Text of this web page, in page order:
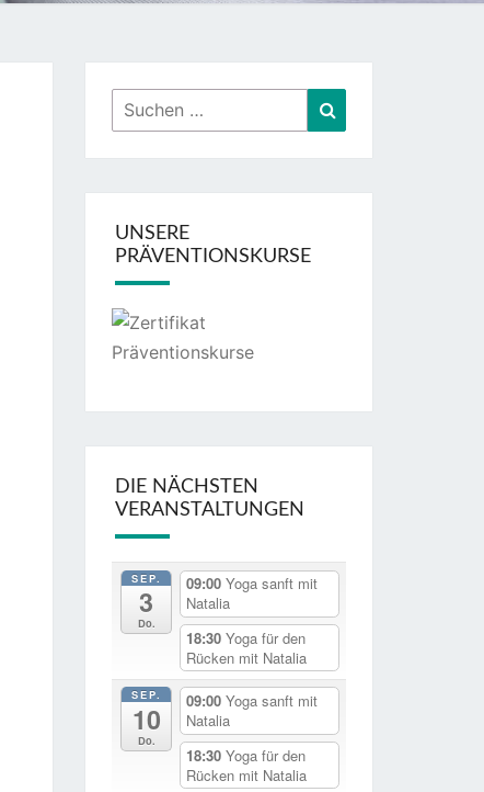
Suchen
nach:
UNSERE
PRÄVENTIONSKURSE
DIE NÄCHSTEN
VERANSTALTUNGEN
SEP.
3
Do.
09:00Yoga sanft mit
Natalia
18:30Yoga für den
Rücken mit Natalia
SEP.
10
Do.
09:00Yoga sanft mit
Natalia
18:30Yoga für den
Rücken mit Natalia